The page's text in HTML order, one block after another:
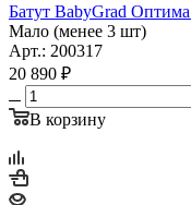
Батут BabyGrad
Мало (менее 3 шт)
Арт.: 200317
20 890 ₽
В корзину